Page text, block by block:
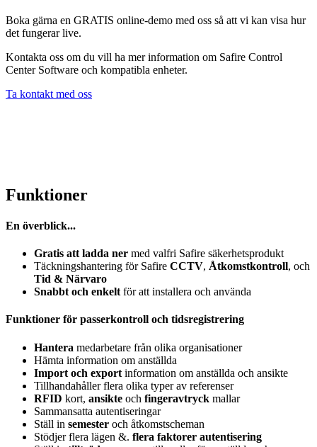
Boka gärna en GRATIS online-demo med oss så att vi kan visa hur
det fungerar live.
Kontakta oss om du vill ha mer information om Safire Control
Center Software och kompatibla enheter.
Ta kontakt med oss
Funktioner
En överblick...
Gratis att ladda ner med valfri Safire säkerhetsprodukt
Täckningshantering för Safire CCTV, Åtkomstkontroll, och
Tid & Närvaro
Snabbt och enkelt för att installera och använda
Funktioner för passerkontroll och tidsregistrering
Hantera medarbetare från olika organisationer
Hämta information om anställda
Import och export information om anställda och ansikte
Tillhandahåller flera olika typer av referenser
RFID kort, ansikte och fingeravtryck mallar
Sammansatta autentiseringar
Ställ in semester och åtkomstscheman
Stödjer flera lägen &. flera faktorer autentisering